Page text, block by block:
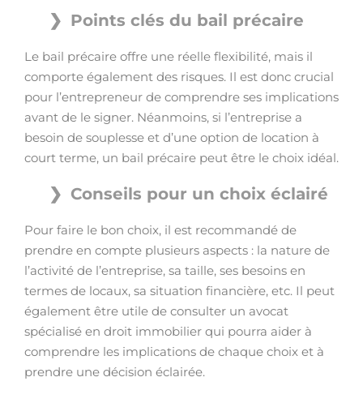
Points clés du bail précaire
Le bail précaire offre une réelle flexibilité, mais il
comporte également des risques. Il est donc crucial
pour l’entrepreneur de comprendre ses implications
avant de le signer. Néanmoins, si l’entreprise a
besoin de souplesse et d’une option de location à
court terme, un bail précaire peut être le choix idéal.
Conseils pour un choix éclairé
Pour faire le bon choix, il est recommandé de
prendre en compte plusieurs aspects : la nature de
l’activité de l’entreprise, sa taille, ses besoins en
termes de locaux, sa situation financière, etc. Il peut
également être utile de consulter un avocat
spécialisé en droit immobilier qui pourra aider à
comprendre les implications de chaque choix et à
prendre une décision éclairée.